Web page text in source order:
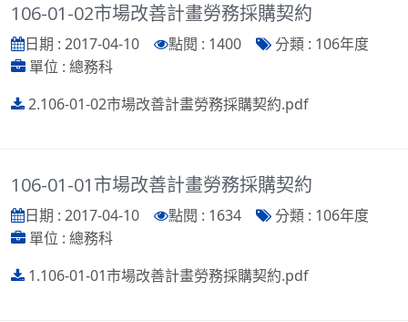
106-01-02市場改善計畫勞務採購契約
日期 : 2017-04-10 點閱 : 1400
分類 : 106年度
單位 : 總務科
2.106-01-02市場改善計畫勞務採購契約.pdf
106-01-01市場改善計畫勞務採購契約
日期 : 2017-04-10 點閱 : 1634
分類 : 106年度
單位 : 總務科
1.106-01-01市場改善計畫勞務採購契約.pdf